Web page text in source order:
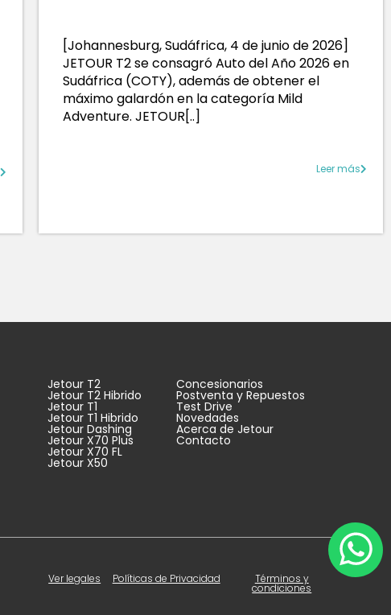
[Johannesburg, Sudáfrica, 4 de junio de 2026]
JETOUR T2 se consagró Auto del Año 2026 en
Sudáfrica (COTY), además de obtener el
máximo galardón en la categoría Mild
Adventure. JETOUR[..]
Leer más
Jetour T2
Jetour T2 Hibrido
Jetour T1
Jetour T1 Hibrido
Jetour Dashing
Jetour X70 Plus
Jetour X70 FL
Jetour X50
Concesionarios
Postventa y Repuestos
Test Drive
Novedades
Acerca de Jetour
Contacto
Ver legales Políticas de Privacidad Términos y
condiciones